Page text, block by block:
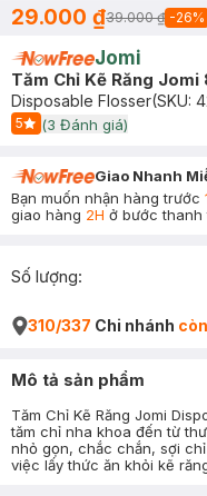
29.000 ₫39.000 ₫ -26%
Jomi
Tăm Chỉ Kẽ Răng Jomi
Disposable Flosser(SKU:
5
Start Icon
(3 Đánh giá)
Giao Nhanh
Bạn muốn nhận hàng trước
giao hàng 2H ở bước thanh
Số lượng:
310/337 Chi nhánh
Mô tả sản phẩm
Tăm Chỉ Kẽ Răng Jomi
tăm chỉ nha khoa đến từ
nhỏ gọn, chắc chắn, sợi
việc lấy thức ăn khỏi kẽ